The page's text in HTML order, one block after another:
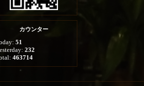
カウンター
51
232
463714